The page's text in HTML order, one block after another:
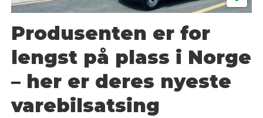
Produsenten er for
lengst på plass i Norge
– her er deres nyeste
varebilsatsing